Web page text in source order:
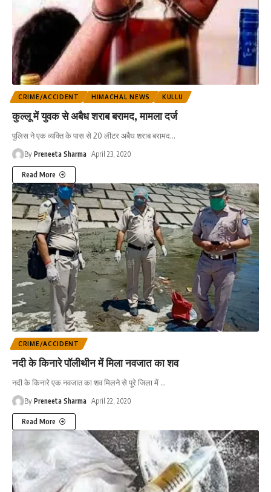
CRIME/ACCIDENT HIMACHAL NEWS KULLU
कुल्लू में युवक से अबैध शराब बरामद, मामला दर्ज
पुलिस ने एक व्यक्ति के पास से 20 लीटर अबैध शराब बरामद…
By Preneeta Sharma April 23, 2020
Read More
CRIME/ACCIDENT
नदी के किनारे पॉलीथीन में मिला नवजात का शव
नदी के किनारे एक नवजात का शव मिलने से पूरे जिला में …
By Preneeta Sharma April 22, 2020
Read More